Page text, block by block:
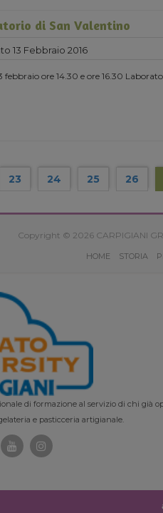
di San Valentino
13 Febbraio 2016
febbraio ore 14.30 e ore 16.30
23 24 25 26
Copyright © 2026 CARPIGIANI
HOME STORIA
di formazione al servizio di chi già
e pasticceria artigianale.